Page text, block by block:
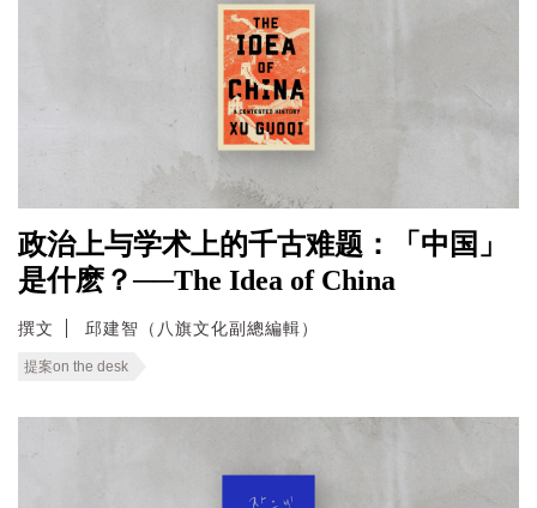
政治上与学术上的千古难题：「中国」
是什麽？──The Idea of China
撰文 邱建智（八旗文化副總編輯）
提案on the desk